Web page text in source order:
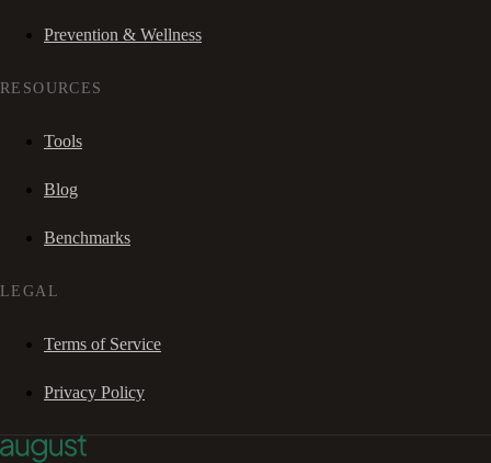
Prevention & Wellness
RESOURCES
Tools
Blog
Benchmarks
LEGAL
Terms of Service
Privacy Policy